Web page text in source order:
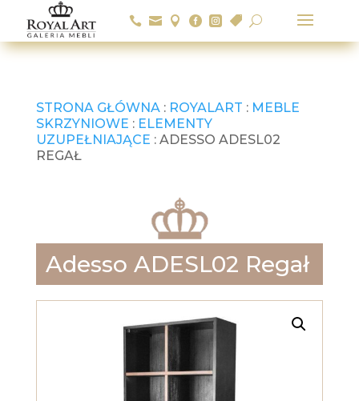
      U
STRONA GŁÓWNA: ROYALART : MEBLE
SKRZYNIOWE : ELEMENTY
UZUPEŁNIAJĄCE : ADESSO ADESL02
REGAŁ
Adesso ADESL02 Regał